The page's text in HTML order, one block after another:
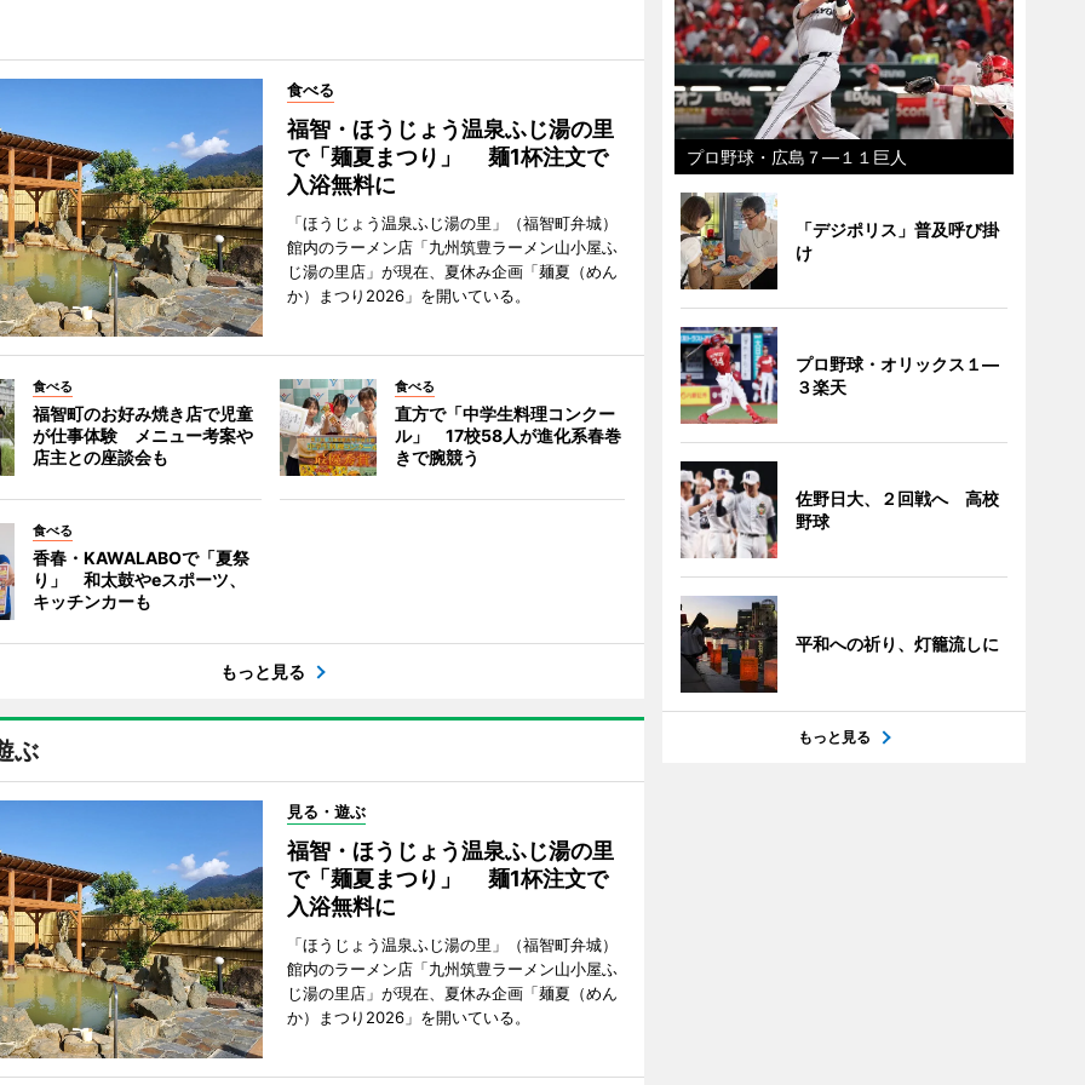
食べる
福智・ほうじょう温泉ふじ湯の里
で「麺夏まつり」 麺1杯注文で
入浴無料に
「ほうじょう温泉ふじ湯の里」（福智町弁城）
館内のラーメン店「九州筑豊ラーメン山小屋ふ
じ湯の里店」が現在、夏休み企画「麺夏（めん
か）まつり2026」を開いている。
食べる
福智町のお好み焼き店で児童
が仕事体験 メニュー考案や
店主との座談会も
食べる
直方で「中学生料理コンクー
ル」 17校58人が進化系春巻
きで腕競う
食べる
香春・KAWALABOで「夏祭
り」 和太鼓やeスポーツ、
キッチンカーも
もっと見る
ぶ
見る・遊ぶ
福智・ほうじょう温泉ふじ湯の里
で「麺夏まつり」 麺1杯注文で
入浴無料に
「ほうじょう温泉ふじ湯の里」（福智町弁城）
館内のラーメン店「九州筑豊ラーメン山小屋ふ
じ湯の里店」が現在、夏休み企画「麺夏（めん
か）まつり2026」を開いている。
プロ野球・広島７―１１巨人
「デジポリス」普及呼び掛
け
プロ野球・オリックス１―
３楽天
佐野日大、２回戦へ 高校
野球
平和への祈り、灯籠流しに
もっと見る